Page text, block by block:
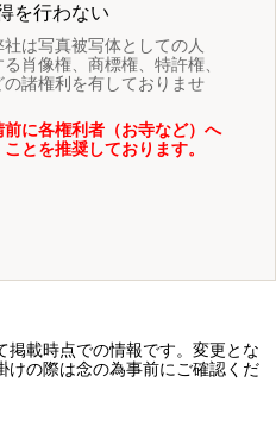
を行わない
は写真被写体としての人
肖像権、商標権、特許権、
諸権利を有しておりませ
に各権利者（お寺など）へ
とを推奨しております。
載時点での情報です。変更とな
けの際は念の為事前にご確認くだ